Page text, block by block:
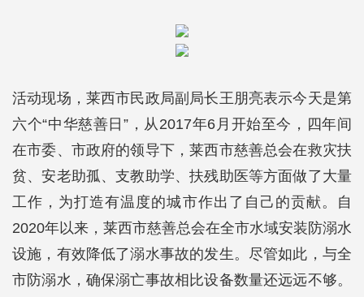
活动现场，莱西市民政局副局长王朋亮表示今天是第
六个“中华慈善日”，从2017年6月开始至今，四年间
在市委、市政府的领导下，莱西市慈善总会在救灾扶
贫、安老助孤、支教助学、扶残助医等方面做了大量
工作，为打造有温度的城市作出了自己的贡献。自
2020年以来，莱西市慈善总会在全市水域安装防溺水
设施，有效降低了溺水事故的发生。尽管如此，与全
市防溺水，确保溺亡事故相比设备数量还远远不够。